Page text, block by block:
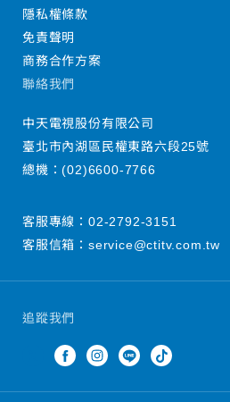
追蹤我們
隱私權條款
免責聲明
商務合作方案
聯絡我們
中天電視股份有限公司
臺北市內湖區民權東路六段25號
總機：(02)6600-7766
客服專線： 02-2792-3151
客服信箱： service@ctitv.com.tw